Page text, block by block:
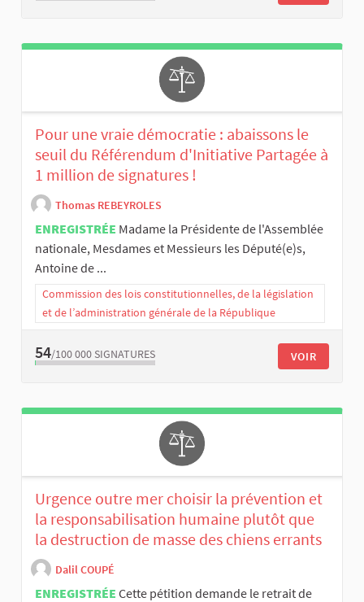
Pour une vraie démocratie : abaissons le
seuil du Référendum d'Initiative Partagée à
1 million de signatures !
Thomas REBEYROLES
ENREGISTRÉE Madame la Présidente de l'Assemblée
nationale, Mesdames et Messieurs les Député(e)s,
Antoine de ...
Commission des lois constitutionnelles, de la législation
et de l’administration générale de la République
54/100 000 SIGNATURES VOIR
Urgence outre mer choisir la prévention et
la responsabilisation humaine plutôt que
la destruction de masse des chiens errants
Dalil COUPÉ
ENREGISTRÉE Cette pétition demande le retrait de